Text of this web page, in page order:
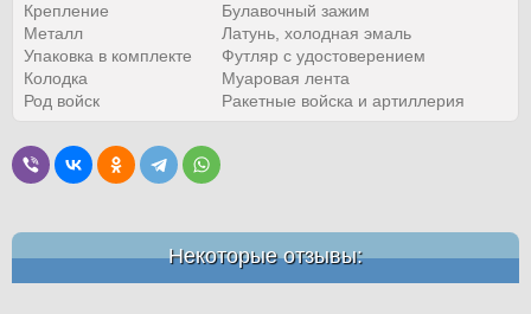
Крепление
Булавочный зажим
Металл
Латунь, холодная эмаль
Упаковка в комплекте
Футляр с удостоверением
Колодка
Муаровая лента
Род войск
Ракетные войска и артиллерия
Некоторые отзывы: